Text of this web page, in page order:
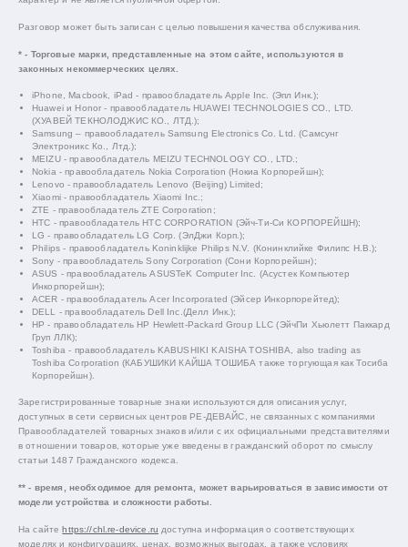
Разговор может быть записан с целью повышения качества обслуживания.
* - Торговые марки, представленные на этом сайте, используются в
законных некоммерческих целях.
iPhone, Macbook, iPad - правообладатель Apple Inc. (Эпл Инк.);
Huawei и Honor - правообладатель HUAWEI TECHNOLOGIES CO., LTD.
(ХУАВЕЙ ТЕКНОЛОДЖИС КО., ЛТД.);
Samsung – правообладатель Samsung Electronics Co. Ltd. (Самсунг
Электроникс Ко., Лтд.);
MEIZU - правообладатель MEIZU TECHNOLOGY CO., LTD.;
Nokia - правообладатель Nokia Corporation (Нокиа Корпорейшн);
Lenovo - правообладатель Lenovo (Beijing) Limited;
Xiaomi - правообладатель Xiaomi Inc.;
ZTE - правообладатель ZTE Corporation;
HTC - правообладатель HTC CORPORATION (Эйч-Ти-Си КОРПОРЕЙШН);
LG - правообладатель LG Corp. (ЭлДжи Корп.);
Philips - правообладатель Koninklijke Philips N.V. (Конинклийке Филипс Н.В.);
Sony - правообладатель Sony Corporation (Сони Корпорейшн);
ASUS - правообладатель ASUSTeK Computer Inc. (Асустек Компьютер
Инкорпорейшн);
ACER - правообладатель Acer Incorporated (Эйсер Инкорпорейтед);
DELL - правообладатель Dell Inc.(Делл Инк.);
HP - правообладатель HP Hewlett-Packard Group LLC (ЭйчПи Хьюлетт Паккард
Груп ЛЛК);
Toshiba - правообладатель KABUSHIKI KAISHA TOSHIBA, also trading as
Toshiba Corporation (КАБУШИКИ КАЙША ТОШИБА также торгующая как Тосиба
Корпорейшн).
Зарегистрированные товарные знаки используются для описания услуг,
доступных в сети сервисных центров РЕ-ДЕВАЙС, не связанных с компаниями
Правообладателей товарных знаков и/или с их официальными представителями
в отношении товаров, которые уже введены в гражданский оборот по смыслу
статьи 1487 Гражданского кодекса.
** - время, необходимое для ремонта, может варьироваться в зависимости от
модели устройства и сложности работы.
На сайтеhttps://chl.re-device.ru доступна информация о соответствующих
моделях и конфигурациях, ценах, возможных выгодах, а также условиях